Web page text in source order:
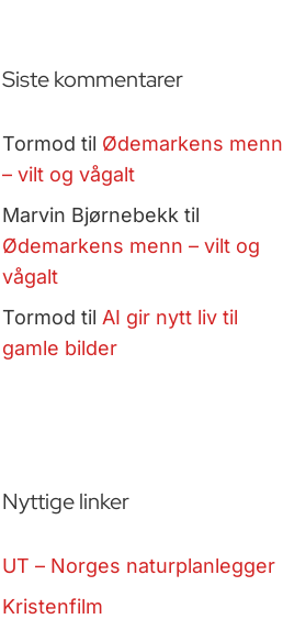
Siste kommentarer
Tormod til Ødemarkens menn
– vilt og vågalt
Marvin Bjørnebekk til
Ødemarkens menn – vilt og
vågalt
Tormod til AI gir nytt liv til
gamle bilder
Nyttige linker
UT – Norges naturplanlegger
Kristenfilm